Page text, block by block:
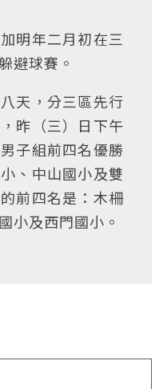
明年二月初在三
避球賽。
天，分三區先行
昨（三）日下午
子組前四名優勝
、中山國小及雙
前四名是：木柵
小及西門國小。